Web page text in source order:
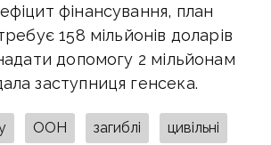
фінансування, план
158 мільйонів доларів
допомогу 2 мільйонам
заступниця генсека.
ООН загиблі цивільні